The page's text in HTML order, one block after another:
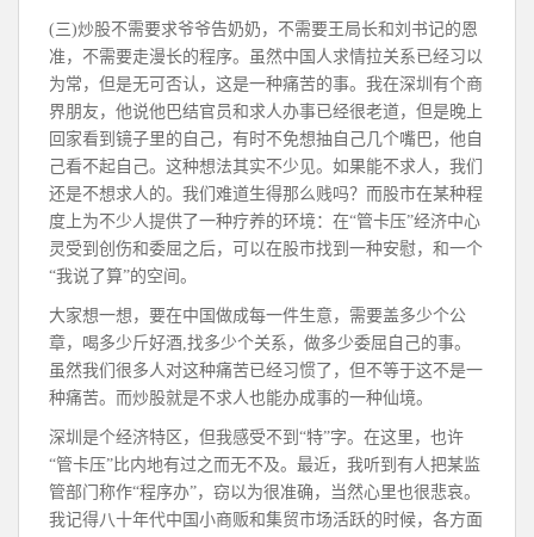
(三)炒股不需要求爷爷告奶奶，不需要王局长和刘书记的恩
准，不需要走漫长的程序。虽然中国人求情拉关系已经习以
为常，但是无可否认，这是一种痛苦的事。我在深圳有个商
界朋友，他说他巴结官员和求人办事已经很老道，但是晚上
回家看到镜子里的自己，有时不免想抽自己几个嘴巴，他自
己看不起自己。这种想法其实不少见。如果能不求人，我们
还是不想求人的。我们难道生得那么贱吗？而股市在某种程
度上为不少人提供了一种疗养的环境：在“管卡压”经济中心
灵受到创伤和委屈之后，可以在股市找到一种安慰，和一个
“我说了算”的空间。
大家想一想，要在中国做成每一件生意，需要盖多少个公
章，喝多少斤好酒,找多少个关系，做多少委屈自己的事。
虽然我们很多人对这种痛苦已经习惯了，但不等于这不是一
种痛苦。而炒股就是不求人也能办成事的一种仙境。
深圳是个经济特区，但我感受不到“特”字。在这里，也许
“管卡压”比内地有过之而无不及。最近，我听到有人把某监
管部门称作“程序办”，窃以为很准确，当然心里也很悲哀。
我记得八十年代中国小商贩和集贸市场活跃的时候，各方面